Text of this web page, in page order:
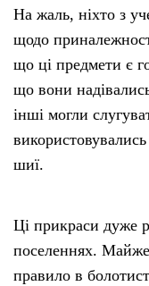
На жаль, ніхто з
щодо
що ці предмети є
що вони
інші могли
шиї.
Ці прикраси дуже
поселеннях. Майже
правило в